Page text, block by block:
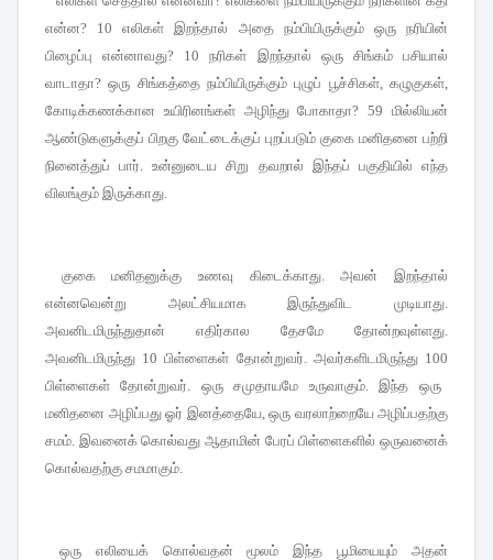
என்ன? 10 எலிகள் இறந்தால் அதை நம்பியிருக்கும் ஒரு நரியின்
பிழைப்பு என்னாவது? 10 நரிகள் இறந்தால் ஒரு சிங்கம் பசியால்
வாடாதா?ஒரு சிங்கத்தை நம்பியிருக்கும் புழுப் பூச்சிகள்,கழுகுகள்
கோடிக்கணக்கான உயிரினங்கள் அழிந்து போகாதா? 59 மில்லியன்
ஆண்டுகளுக்குப் பிறகு வேட்டைக்குப் புறப்படும் குகை மனிதனை பற்றி
நினைத்துப் பார் .உன்னுடைய சிறு தவறால் இந்தப் பகுதியில் எந்த
விலங்கும் இருக்காது
குகை மனிதனுக்கு உணவு கிடைக்காது.அவன் இறந்தால்
என்னவென்று அலட்சியமாக இருந்துவிட முடியாது
அவனிடமிருந்துதான் எதிர்கால தேசமே தோன்றவுள்ளது
அவனிடமிருந்து 10 பிள்ளைகள் தோன்றுவர் அவர்களிடமிருந்து 100
பிள்ளைகள் தோன்றுவர்
ஒரு சமுதாயமே உருவாகும்.இந்த ஒரு
மனிதனை அழிப்பது ஓர் இனத்தையே ஒரு வரலாற்றையே அழிப்பதற்கு
சமம் இவனைக் கொல்வது ஆதாமின் பேரப் பிள்ளைகளில் ஒருவனைக்
கொல்வதற்கு சமமாகும்
ஒரு எலியைக் கொல்வதன் மூலம் இந்த பூமியையும் அதன்